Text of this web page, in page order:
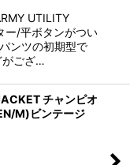
UTILITY
ー/平ボタンがつい
ンツの初期型で
がござ…
チャンピオ
M)ビンテージ